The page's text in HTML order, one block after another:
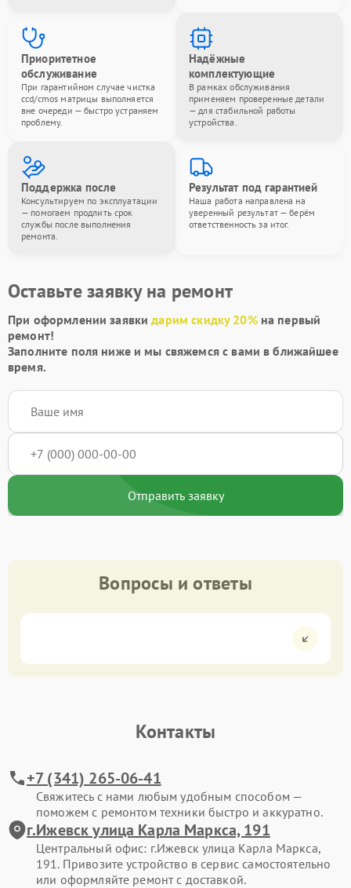
Приоритетное
обслуживание
При гарантийном случае чистка
ccd/cmos матрицы выполняется
вне очереди — быстро устраняем
проблему.
Надёжные
комплектующие
В рамках обслуживания
применяем проверенные детали
— для стабильной работы
устройства.
Поддержка после
Консультируем по эксплуатации
— помогаем продлить срок
службы после выполнения
ремонта.
Результат под гарантией
Наша работа направлена на
уверенный результат — берём
ответственность за итог.
Оставьте заявку на ремонт
При оформлении заявкидарим скидку 20%на первый
ремонт!
Заполните поля ниже и мы свяжемся с вами в ближайшее
время.
Отправить заявку
Вопросы и ответы
Контакты
+7 (341) 265-06-41
Свяжитесь с нами любым удобным способом —
поможем с ремонтом техники быстро и аккуратно.
г.Ижевск улица Карла Маркса, 191
Центральный офис: г.Ижевск улица Карла Маркса,
191. Привозите устройство в сервис самостоятельно
или оформляйте ремонт с доставкой.